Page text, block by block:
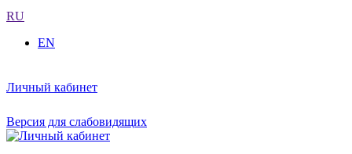
RU
EN
Личный кабинет
Версия для слабовидящих